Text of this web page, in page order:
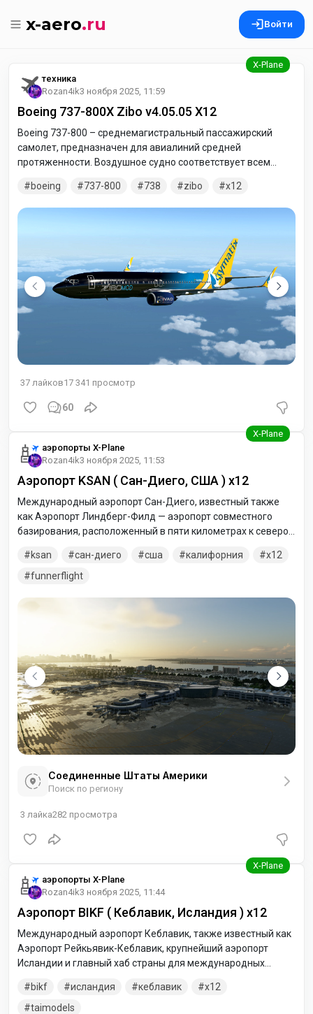
x-aero.ru Войти
техника
Rozan4ik3 ноября 2025, 11:59
Boeing 737-800X Zibo v4.05.05 X12
Boeing 737-800 – среднемагистральный пассажирский
самолет, предназначен для авиалиний средней
протяженности. Воздушное судно соответствует всем
полетов и экологическим параметрам и может выполнять
полеты в воздушном пространстве России, Европы и
boeing 737-800 738 zibo x12
37 лайков17 341 просмотр
60
аэропорты X-Plane
Rozan4ik3 ноября 2025, 11:53
Аэропорт KSAN ( Сан-Диего, США ) x12
Международный аэропорт Сан-Диего, известный также
как Аэропорт Линдберг-Филд — аэропорт совместного
базирования, расположенный в пяти километрах к северо-
32 километрах к северу от государственной границы
Соединённых Штатов Америки с Мексикой. Особенностью
секторе аэропорта базы Береговой охраны США (USCG) .
Поскольку база физически разделена с основной
ksan сан-диего сша калифорния
x12
funnerflight
Соединенные Штаты Америки
Поиск по региону
3 лайка282 просмотра
аэропорты X-Plane
Rozan4ik3 ноября 2025, 11:44
Аэропорт BIKF ( Кеблавик, Исландия ) x12
Международный аэропорт Кеблавик, также известный как
Аэропорт Рейкьявик-Кеблавик, крупнейший аэропорт
Исландии и главный хаб страны для международных
Кеблавик и в 50 км от Рейкьявика. Аэропорт был построен
военными США во время Второй мировой войны в
bikf исландия кеблавик
x12
taimodels